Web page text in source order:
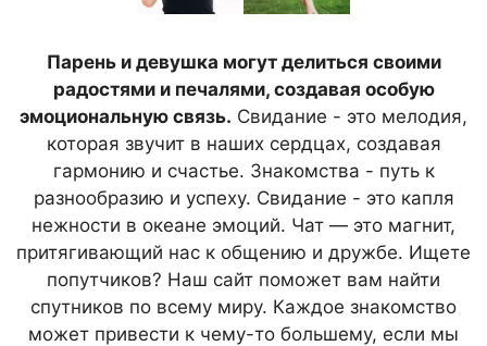
Парень и девушка могут делиться своими
радостями и печалями, создавая особую
эмоциональную связь. Свидание - это мелодия,
которая звучит в наших сердцах, создавая
гармонию и счастье. Знакомства - путь к
разнообразию и успеху. Свидание - это капля
нежности в океане эмоций. Чат — это магнит,
притягивающий нас к общению и дружбе. Ищете
попутчиков? Наш сайт поможет вам найти
спутников по всему миру. Каждое знакомство
может привести к чему-то большему, если мы